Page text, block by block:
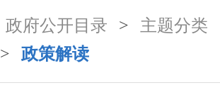
政府公开目录 > 主题分类
> 政策解读